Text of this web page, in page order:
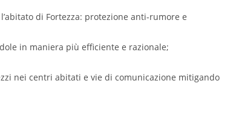
di Fortezza: protezione anti-rumore e
in maniera più efficiente e razionale;
nei centri abitati e vie di comunicazione mitigando